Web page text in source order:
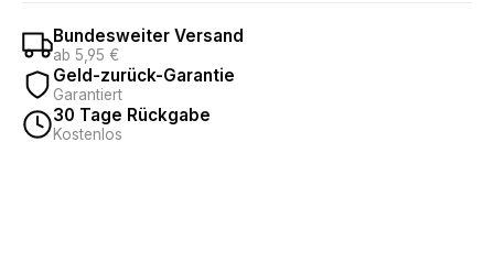
Bundesweiter Versand
ab 5,95 €
Geld-zurück-Garantie
Garantiert
30 Tage Rückgabe
Kostenlos